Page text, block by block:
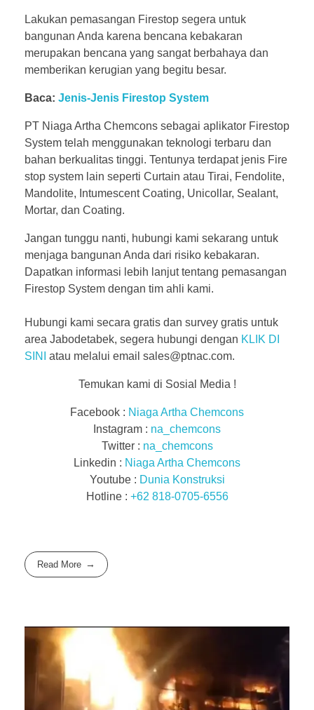
Lakukan pemasangan Firestop segera untuk
bangunan Anda karena bencana kebakaran
merupakan bencana yang sangat berbahaya dan
memberikan kerugian yang begitu besar.
Baca: Jenis-Jenis Firestop System
PT Niaga Artha Chemcons sebagai aplikator Firestop
System telah menggunakan teknologi terbaru dan
bahan berkualitas tinggi. Tentunya terdapat jenis Fire
stop system lain seperti Curtain atau Tirai, Fendolite,
Mandolite, Intumescent Coating, Unicollar, Sealant,
Mortar, dan Coating.
Jangan tunggu nanti, hubungi kami sekarang untuk
menjaga bangunan Anda dari risiko kebakaran.
Dapatkan informasi lebih lanjut tentang pemasangan
Firestop System dengan tim ahli kami.
Hubungi kami secara gratis dan survey gratis untuk
area Jabodetabek, segera hubungi dengan KLIK DI
SINI
atau melalui email sales@ptnac.com.
Temukan kami di Sosial Media !
Facebook : Niaga Artha Chemcons
Instagram : na_chemcons
Twitter : na_chemcons
Linkedin : Niaga Artha Chemcons
Youtube : Dunia Konstruksi
Hotline : +62 818-0705-6556
Read More